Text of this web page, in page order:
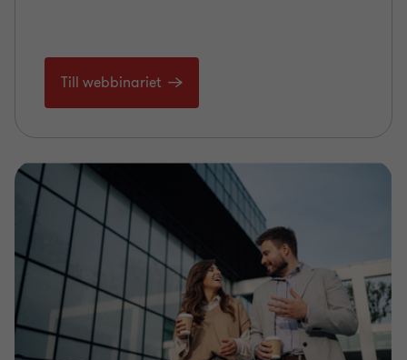
Till webbinariet